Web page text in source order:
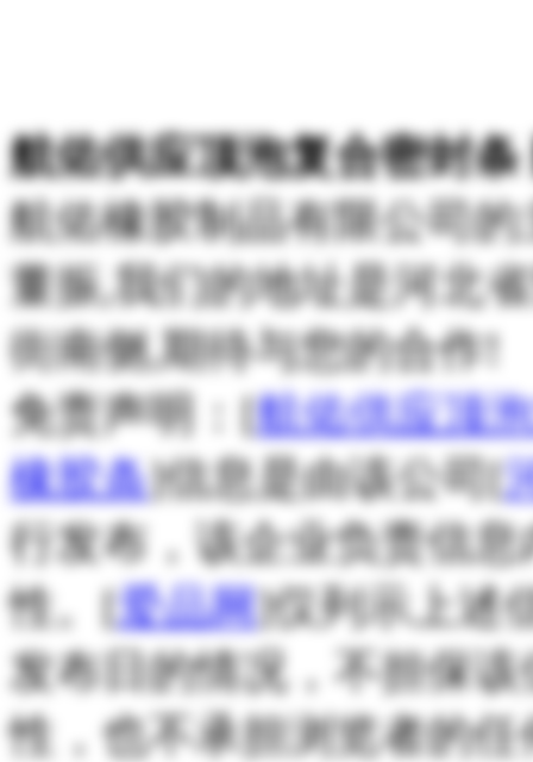
航佑供应顶泡复合密封
航佑橡胶制品有限公司
董振,我们的地址是河北
街南侧,期待与您的合作!
免责声明：[航佑供应顶
橡胶条]信息是由该公司[
行发布，该企业负责信
性。[爱品网]仅列示上述
发布日的情况，不担保
性，也不承担浏览者的